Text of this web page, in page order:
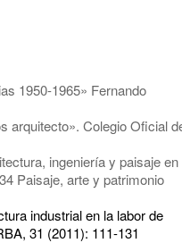
1950-1965» Fernando
arquitecto». Colegio Oficial
ingeniería y paisaje en
Paisaje, arte y patrimonio
industrial en la labor de
31 (2011): 111-131